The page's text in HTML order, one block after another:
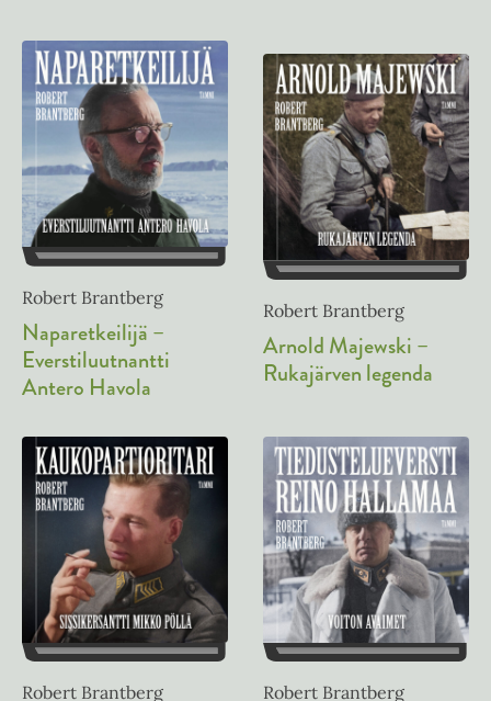
Robert Brantberg
Naparetkeilijä –
Everstiluutnantti
Antero Havola
Robert Brantberg
Arnold Majewski –
Rukajärven legenda
Robert Brantberg Robert Brantberg